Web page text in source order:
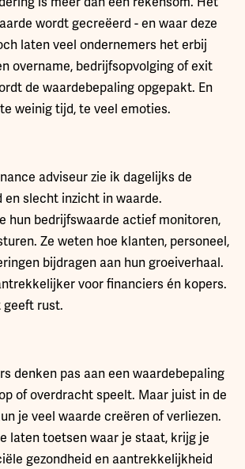
wordt gecreëerd - en waar deze
laten veel ondernemers het erbij
overname, bedrijfsopvolging of exit
de waardebepaling opgepakt. En
weinig tijd, te veel emoties.
adviseur zie ik dagelijks de
en slecht inzicht in waarde.
hun bedrijfswaarde actief monitoren,
Ze weten hoe klanten, personeel,
bijdragen aan hun groeiverhaal.
voor financiers én kopers.
geeft rust.
denken pas aan een waardebepaling
of overdracht speelt. Maar juist in de
je veel waarde creëren of verliezen.
laten toetsen waar je staat, krijg je
gezondheid en aantrekkelijkheid